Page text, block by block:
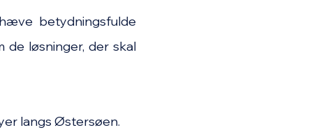
betydningsfulde
løsninger, der skal
langs Østersøen.